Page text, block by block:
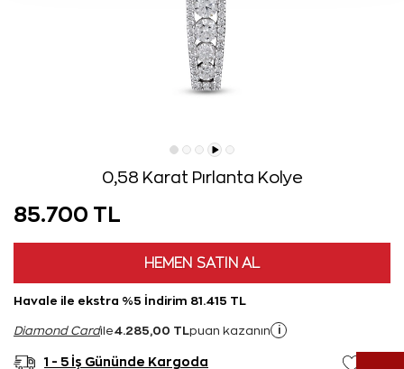
0,58 Karat Pırlanta Kolye
85.700 TL
HEMEN SATIN AL
Havale ile ekstra %5 İndirim 81.415 TL
Diamond Cardile4.285,00 TL puan kazanın i
1 - 5 İş Gününde Kargoda